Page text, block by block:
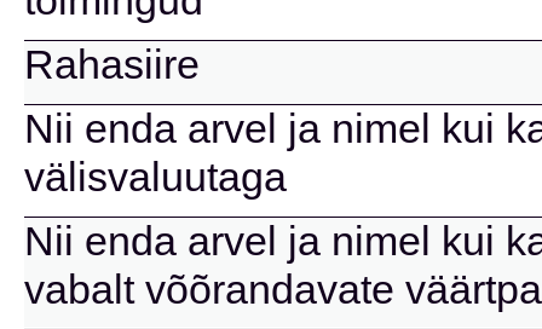
Rahasiire
Nii enda arvel ja nimel kui
välisvaluutaga
Nii enda arvel ja nimel kui
vabalt võõrandavate